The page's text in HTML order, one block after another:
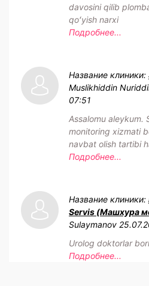
davosini qilib
qoʻyish narxi
Подробнее...
Название клиники:
Muslikhiddin
07:51
Assalomu aleykum.
monitoring xizmati
navbat olish tartibi
Подробнее...
Название клиники:
Servis (Машхура
Sulaymanov
Urolog doktorlar
Подробнее...